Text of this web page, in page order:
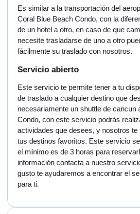
Es similar a la transportación del
Coral Blue Beach Condo, con la
de un hotel a otro, en caso de que
necesite trasladarse de uno a otro
fácilmente su traslado con nosotros.
Servicio abierto
Este servicio te permite tener a tu
de traslado a cualquier destino que
necesariamente un shuttle de cancun
Condo, con este servicio podrás
actividades que desees, y nosotros te
tus destinos favoritos. Este servicio
el mínimo es de 3 horas para
información contacta a nuestro
gusto te ayudaremos a encontrar el
para ti.